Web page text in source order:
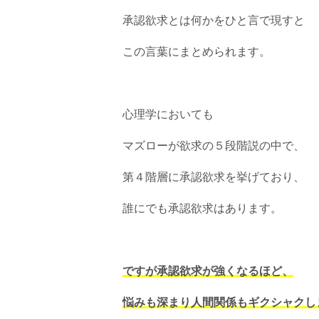
承認欲求とは何かをひと言で現すと
この言葉にまとめられます。
心理学においても
マズローが欲求の５段階説の中で、
第４階層に承認欲求を挙げており、
誰にでも承認欲求はあります。
ですが承認欲求が強くなるほど、
悩みも深まり人間関係もギクシャクし